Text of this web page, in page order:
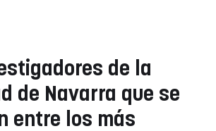
de la
de Navarra que se
entre los más